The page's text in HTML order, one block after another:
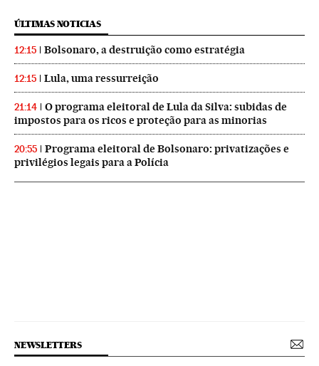
ÚLTIMAS NOTICIAS
12:15 Bolsonaro, a destruição como estratégia
12:15 Lula, uma ressurreição
21:14
O programa eleitoral de Lula da Silva: subidas de
impostos para os ricos e proteção para as minorias
20:55
Programa eleitoral de Bolsonaro: privatizações e
privilégios legais para a Polícia
NEWSLETTERS